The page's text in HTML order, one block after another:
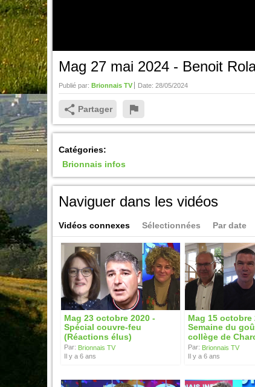
Mag 27 mai 2024 - Benoit
Publié par: Brionnais TV Date: 28/05/2024
Partager
Catégories:
Brionnais infos
Naviguer dans les vidéos
Vidéos connexes Sélectionnées Par date
Mag 23 octobre 2020 -
Spécial couvre-feu
(Réactions élus)
Par: Brionnais TV
Il y a 6 ans
Mag 15 octobre
Semaine du
collège de
Par: Brionnais TV
Il y a 6 ans